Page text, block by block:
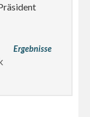
Ergebnisse